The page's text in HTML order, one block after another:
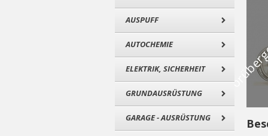
AUSPUFF
AUTOCHEMIE
ELEKTRIK, SICHERHEIT
GRUNDAUSRÜSTUNG
GARAGE - AUSRÜSTUNG